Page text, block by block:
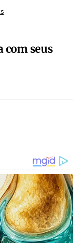
com seus